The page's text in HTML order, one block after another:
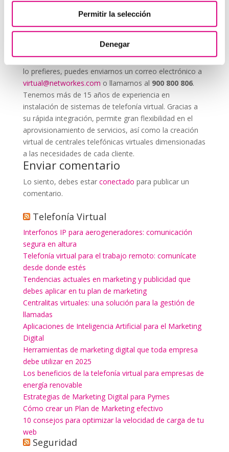
Permitir la selección
Denegar
System Network, tu operadora de telefonía
virtual en España
Telefonía Virtual Network
que nos permitas estudiar tu caso particular. Aunque si
lo prefieres, puedes enviarnos un correo electrónico a
virtual@networkes.com o llamarnos al 900 800 806.
Tenemos más de 15 años de experiencia en
instalación de sistemas de telefonía virtual. Gracias a
su rápida integración, permite gran flexibilidad en el
aprovisionamiento de servicios, así como la creación
virtual de centrales telefónicas virtuales dimensionadas
a las necesidades de cada cliente.
Enviar comentario
Lo siento, debes estar conectado para publicar un
comentario.
Telefonía Virtual
Interfonos IP para aerogeneradores: comunicación
segura en altura
Telefonía virtual para el trabajo remoto: comunícate
desde donde estés
Tendencias actuales en marketing y publicidad que
debes aplicar en tu plan de marketing
Centralitas virtuales: una solución para la gestión de
llamadas
Aplicaciones de Inteligencia Artificial para el Marketing
Digital
Herramientas de marketing digital que toda empresa
debe utilizar en 2025
Los beneficios de la telefonía virtual para empresas de
energía renovable
Estrategias de Marketing Digital para Pymes
Cómo crear un Plan de Marketing efectivo
10 consejos para optimizar la velocidad de carga de tu
web
Seguridad